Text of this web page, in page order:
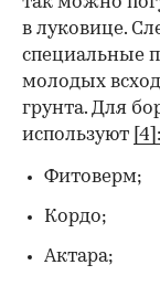
в луковице.
специальные
молодых
грунта. Для
используют [4]:
Фитоверм;
Кордо;
Актара;